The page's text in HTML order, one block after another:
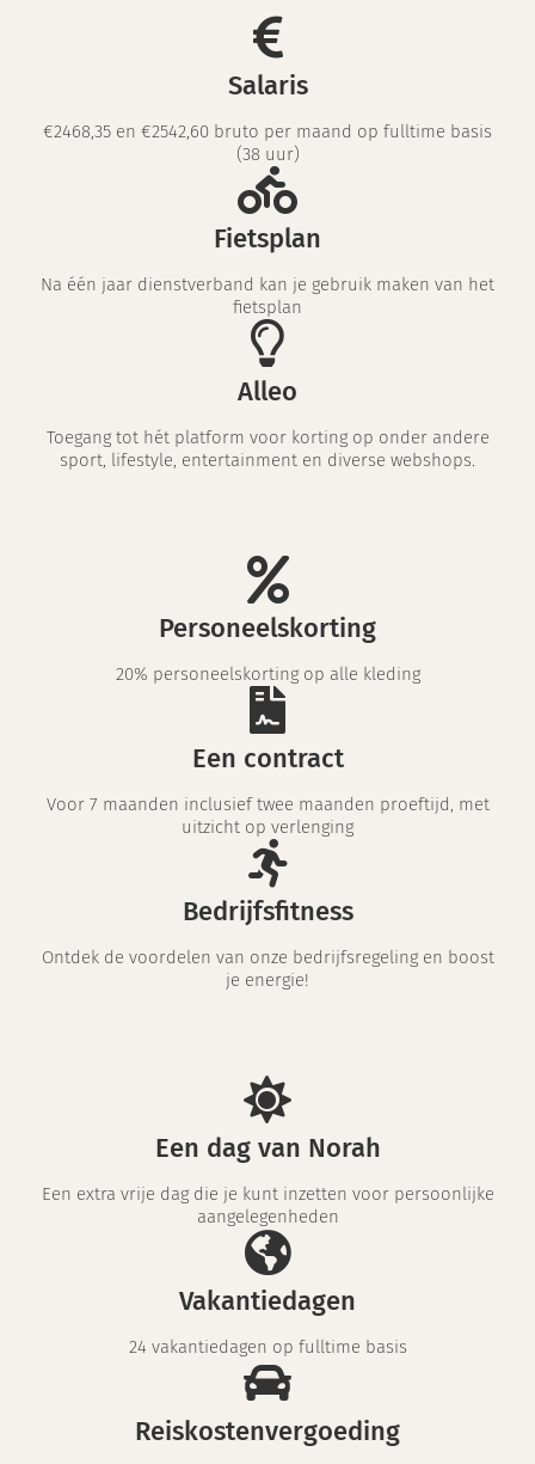
Salaris
€2468,35 en €2542,60 bruto per maand op fulltime basis
(38 uur)
Fietsplan
Na één jaar dienstverband kan je gebruik maken van het
fietsplan
Alleo
Toegang tot hét platform voor korting op onder andere
sport, lifestyle, entertainment en diverse webshops.
Personeelskorting
20% personeelskorting op alle kleding
Een contract
Voor 7 maanden inclusief twee maanden proeftijd, met
uitzicht op verlenging
Bedrijfsfitness
Ontdek de voordelen van onze bedrijfsregeling en boost
je energie!
Een dag van Norah
Een extra vrije dag die je kunt inzetten voor persoonlijke
aangelegenheden
Vakantiedagen
24 vakantiedagen op fulltime basis
Reiskostenvergoeding